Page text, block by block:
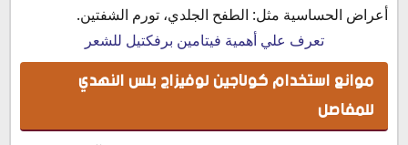
أعراض الحساسية مثل: الطفح الجلدي، تورم الشفتين.
تعرف علي أهمية فيتامين برفكتيل للشعر
موانع استخدام كولاجين لوفيزاج بلس النهدي
للمفاصل